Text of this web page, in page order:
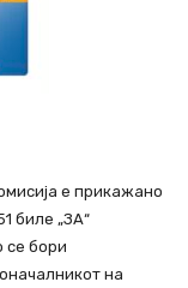
е прикажано
биле „ЗА“
се бори
на